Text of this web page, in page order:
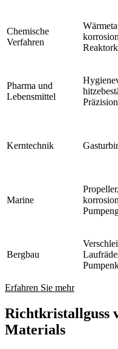
Chemische
Verfahren
Pharma und
Lebensmittel
Kerntechnik
Marine
Bergbau
Erfahren Sie mehr
Richtkristallguss
Materials